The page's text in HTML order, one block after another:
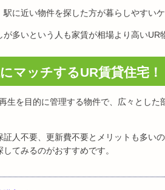
に近い物件を探した方が暮らしやすい
が多いという人も家賃が相場より高い
マッチするUR賃貸住宅！
生を目的に管理する物件で、広々とし
人不要、更新費不要とメリットも多い
てみるのがおすすめです。